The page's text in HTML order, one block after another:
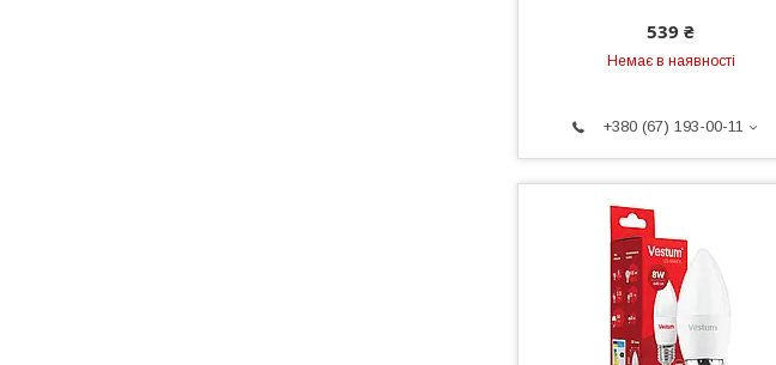
539 ₴
Немає в наявності
+380 (67) 193-00-11